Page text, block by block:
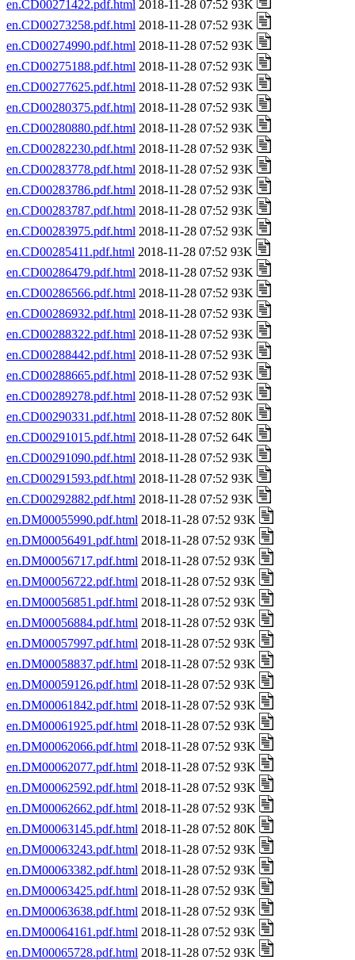
en.CD00271422.pdf.html 2018-11-28 07:52 93K
en.CD00273258.pdf.html 2018-11-28 07:52 93K
en.CD00274990.pdf.html 2018-11-28 07:52 93K
en.CD00275188.pdf.html 2018-11-28 07:52 93K
en.CD00277625.pdf.html 2018-11-28 07:52 93K
en.CD00280375.pdf.html 2018-11-28 07:52 93K
en.CD00280880.pdf.html 2018-11-28 07:52 93K
en.CD00282230.pdf.html 2018-11-28 07:52 93K
en.CD00283778.pdf.html 2018-11-28 07:52 93K
en.CD00283786.pdf.html 2018-11-28 07:52 93K
en.CD00283787.pdf.html 2018-11-28 07:52 93K
en.CD00283975.pdf.html 2018-11-28 07:52 93K
en.CD00285411.pdf.html 2018-11-28 07:52 93K
en.CD00286479.pdf.html 2018-11-28 07:52 93K
en.CD00286566.pdf.html 2018-11-28 07:52 93K
en.CD00286932.pdf.html 2018-11-28 07:52 93K
en.CD00288322.pdf.html 2018-11-28 07:52 93K
en.CD00288442.pdf.html 2018-11-28 07:52 93K
en.CD00288665.pdf.html 2018-11-28 07:52 93K
en.CD00289278.pdf.html 2018-11-28 07:52 93K
en.CD00290331.pdf.html 2018-11-28 07:52 80K
en.CD00291015.pdf.html 2018-11-28 07:52 64K
en.CD00291090.pdf.html 2018-11-28 07:52 93K
en.CD00291593.pdf.html 2018-11-28 07:52 93K
en.CD00292882.pdf.html 2018-11-28 07:52 93K
en.DM00055990.pdf.html 2018-11-28 07:52 93K
en.DM00056491.pdf.html 2018-11-28 07:52 93K
en.DM00056717.pdf.html 2018-11-28 07:52 93K
en.DM00056722.pdf.html 2018-11-28 07:52 93K
en.DM00056851.pdf.html 2018-11-28 07:52 93K
en.DM00056884.pdf.html 2018-11-28 07:52 93K
en.DM00057997.pdf.html 2018-11-28 07:52 93K
en.DM00058837.pdf.html 2018-11-28 07:52 93K
en.DM00059126.pdf.html 2018-11-28 07:52 93K
en.DM00061842.pdf.html 2018-11-28 07:52 93K
en.DM00061925.pdf.html 2018-11-28 07:52 93K
en.DM00062066.pdf.html 2018-11-28 07:52 93K
en.DM00062077.pdf.html 2018-11-28 07:52 93K
en.DM00062592.pdf.html 2018-11-28 07:52 93K
en.DM00062662.pdf.html 2018-11-28 07:52 93K
en.DM00063145.pdf.html 2018-11-28 07:52 80K
en.DM00063243.pdf.html 2018-11-28 07:52 93K
en.DM00063382.pdf.html 2018-11-28 07:52 93K
en.DM00063425.pdf.html 2018-11-28 07:52 93K
en.DM00063638.pdf.html 2018-11-28 07:52 93K
en.DM00064161.pdf.html 2018-11-28 07:52 93K
en.DM00065728.pdf.html 2018-11-28 07:52 93K